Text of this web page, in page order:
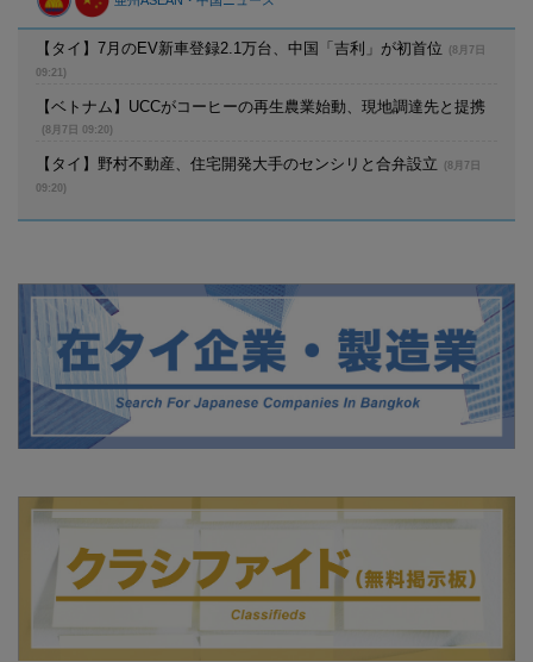
【タイ】7月のEV新車登録2.1万台、中国「吉利」が初首位
(8月7日
09:21)
【ベトナム】UCCがコーヒーの再生農業始動、現地調達先と提携
(8月7日 09:20)
【タイ】野村不動産、住宅開発大手のセンシリと合弁設立
(8月7日
09:20)